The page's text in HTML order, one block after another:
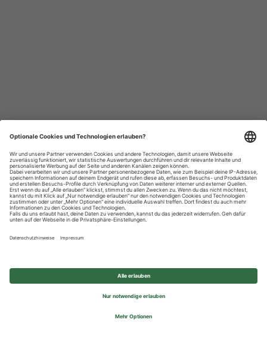
Datenschutzhinweise
Impressum
Privatsphäre-Einstellungen
© 2026 REWE Group - All rights reserved